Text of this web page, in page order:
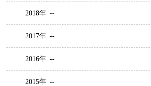
2018年 --
2017年 --
2016年 --
2015年 --